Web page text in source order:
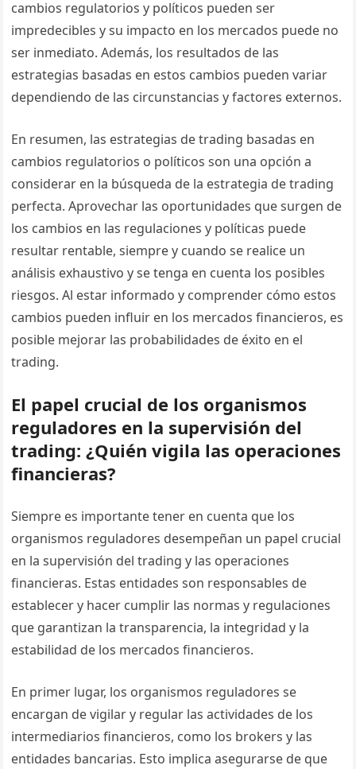
cambios regulatorios y políticos pueden ser
impredecibles y su impacto en los mercados puede no
ser inmediato. Además, los resultados de las
estrategias basadas en estos cambios pueden variar
dependiendo de las circunstancias y factores externos.
En resumen, las estrategias de trading basadas en
cambios regulatorios o políticos son una opción a
considerar en la búsqueda de la estrategia de trading
perfecta. Aprovechar las oportunidades que surgen de
los cambios en las regulaciones y políticas puede
resultar rentable, siempre y cuando se realice un
análisis exhaustivo y se tenga en cuenta los posibles
riesgos. Al estar informado y comprender cómo estos
cambios pueden influir en los mercados financieros, es
posible mejorar las probabilidades de éxito en el
trading.
El papel crucial de los organismos
reguladores en la supervisión del
trading: ¿Quién vigila las operaciones
financieras?
Siempre es importante tener en cuenta que los
organismos reguladores desempeñan un papel crucial
en la supervisión del trading y las operaciones
financieras. Estas entidades son responsables de
establecer y hacer cumplir las normas y regulaciones
que garantizan la transparencia, la integridad y la
estabilidad de los mercados financieros.
En primer lugar, los organismos reguladores se
encargan de vigilar y regular las actividades de los
intermediarios financieros, como los brokers y las
entidades bancarias. Esto implica asegurarse de que